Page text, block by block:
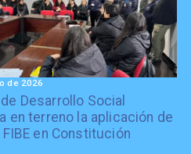
Desarrollo Social
en terreno la aplicación de
FIBE en Constitución
de 2026